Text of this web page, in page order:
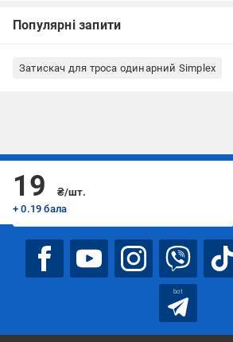
Популярні запити
Затискач для троса одинарний Simplex
19
₴/шт.
+ 0.19 бала
Підписуйтесь, щоб дізнаватись першим
bot